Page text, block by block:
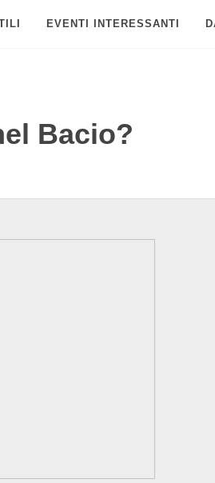
EVENTI INTERESSANTI
Bacio?